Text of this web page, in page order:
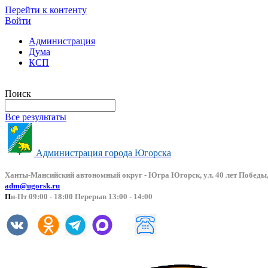
Перейти к контенту
Войти
Администрация
Дума
КСП
Поиск
Все результаты
Администрация города Югорска
Ханты-Мансийский автономный округ - Югра Югорск, ул. 40 лет
adm@ugorsk.ru
Пн-Пт 09:00 - 18:00 Перерыв 13:00 - 14:00